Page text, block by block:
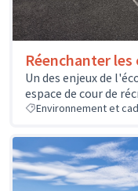
Réenchanter
Un des enjeux de
espace de cour de
Environnement et